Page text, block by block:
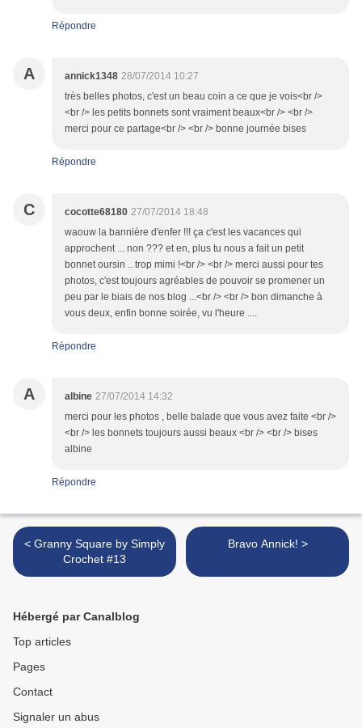
Répondre
A annick1348 28/07/2014 10:27
très belles photos, c'est un beau coin a ce que je vois<br />
<br /> les petits bonnets sont vraiment beaux<br /> <br />
merci pour ce partage<br /> <br /> bonne journée bises
Répondre
C cocotte68180 27/07/2014 18:48
waouw la bannière d'enfer !!! ça c'est les vacances qui
approchent ... non ??? et en, plus tu nous a fait un petit
bonnet oursin .. trop mimi !<br /> <br /> merci aussi pour tes
photos, c'est toujours agréables de pouvoir se promener un
peu par le biais de nos blog ...<br /> <br /> bon dimanche à
vous deux, enfin bonne soirée, vu l'heure ....
Répondre
A albine 27/07/2014 14:32
merci pour les photos , belle balade que vous avez faite <br />
<br /> les bonnets toujours aussi beaux <br /> <br /> bises
albine
Répondre
< Granny Square by Simply
Crochet #13
Bravo Annick! >
Hébergé par Canalblog
Top articles
Pages
Contact
Signaler un abus